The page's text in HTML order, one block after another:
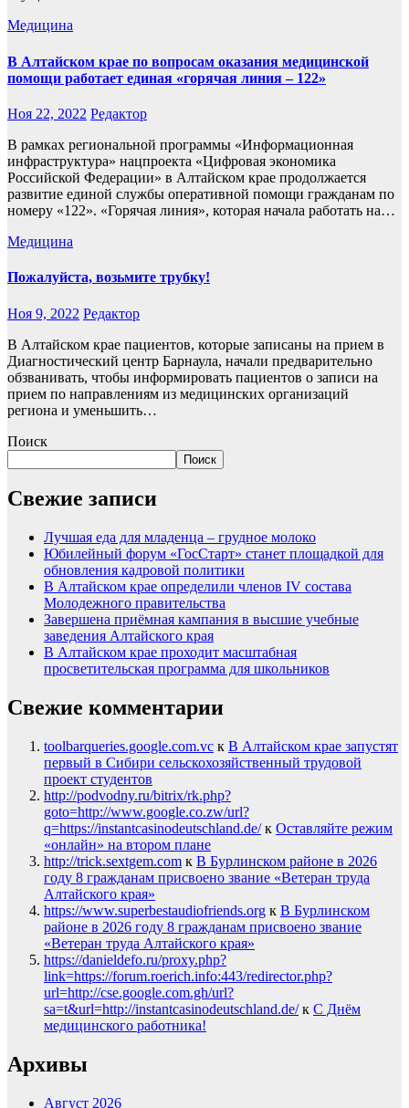
Медицина
В Алтайском крае по вопросам оказания медицинской
помощи работает единая «горячая линия – 122»
Ноя 22, 2022 Редактор
В рамках региональной программы «Информационная
инфраструктура» нацпроекта «Цифровая экономика
Российской Федерации» в Алтайском крае продолжается
развитие единой службы оперативной помощи гражданам по
номеру «122». «Горячая линия», которая начала работать на…
Медицина
Пожалуйста, возьмите трубку!
Ноя 9, 2022 Редактор
В Алтайском крае пациентов, которые записаны на прием в
Диагностический центр Барнаула, начали предварительно
обзванивать, чтобы информировать пациентов о записи на
прием по направлениям из медицинских организаций
региона и уменьшить…
Поиск
Поиск
Свежие записи
Лучшая еда для младенца – грудное молоко
Юбилейный форум «ГосСтарт» станет площадкой для
обновления кадровой политики
В Алтайском крае определили членов IV состава
Молодежного правительства
Завершена приёмная кампания в высшие учебные
заведения Алтайского края
В Алтайском крае проходит масштабная
просветительская программа для школьников
Свежие комментарии
toolbarqueries.google.com.vc к В Алтайском крае запустят
первый в Сибири сельскохозяйственный трудовой
проект студентов
http://podvodny.ru/bitrix/rk.php?
goto=http://www.google.co.zw/url?
q=https://instantcasinodeutschland.de/к Оставляйте режим
«онлайн» на втором плане
http://trick.sextgem.com к В Бурлинском районе в 2026
году 8 гражданам присвоено звание «Ветеран труда
Алтайского края»
https://www.superbestaudiofriends.org к В Бурлинском
районе в 2026 году 8 гражданам присвоено звание
«Ветеран труда Алтайского края»
https://danieldefo.ru/proxy.php?
link=https://forum.roerich.info:443/redirector.php?
url=http://cse.google.com.gh/url?
sa=t&url=http://instantcasinodeutschland.de/к С Днём
медицинского работника!
Архивы
Август 2026